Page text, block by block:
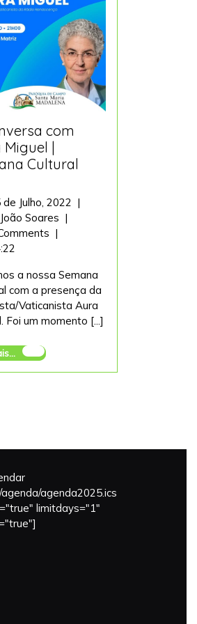
com
Miguel |
Cultural
de Julho, 2022 15|
Soares À
Miguel
|
Semana
Cultural
|
|
a nossa Semana
com a presença da
Vaticanista Aura
Foi um momento [...]
Ler
agenda2025.ics
limitdays="1"